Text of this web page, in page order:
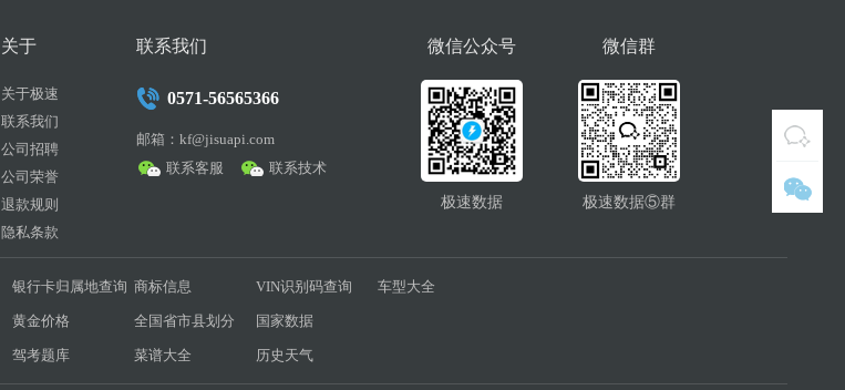
关于
关于极速
联系我们
公司招聘
公司荣誉
退款规则
隐私条款
联系我们
0571-56565366
邮箱：kf@jisuapi.com
联系客服
联系技术
微信公众号
极速数据
微信群
极速数据⑤群
银行卡归属地查询 商标信息 VIN识别码查询 车型大全
黄金价格 全国省市县划分 国家数据
驾考题库 菜谱大全 历史天气